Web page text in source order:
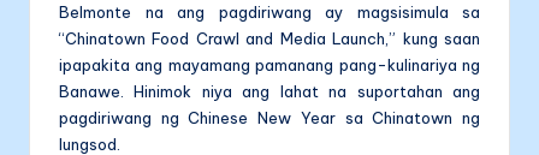
Belmonte na ang pagdiriwang ay magsisimula sa
“Chinatown Food Crawl and Media Launch,” kung saan
ipapakita ang mayamang pamanang pang-kulinariya ng
Banawe. Hinimok niya ang lahat na suportahan ang
pagdiriwang ng Chinese New Year sa Chinatown ng
lungsod.